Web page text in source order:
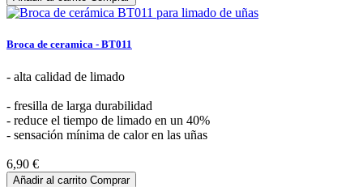
Broca de ceramica - BT011
- alta calidad de limado
- fresilla de larga durabilidad
- reduce el tiempo de limado en un 40%
- sensación mínima de calor en las uñas
6,90 €
Añadir al carrito Comprar